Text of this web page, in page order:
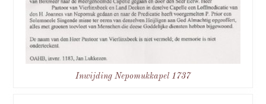
Inwijding Nepomukkapel 1737